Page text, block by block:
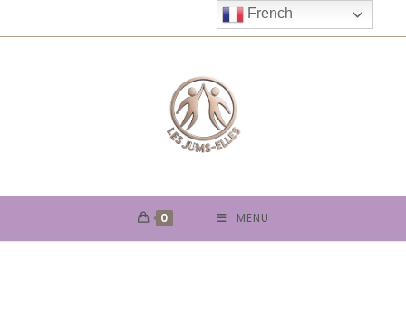
to
0 MENU
French